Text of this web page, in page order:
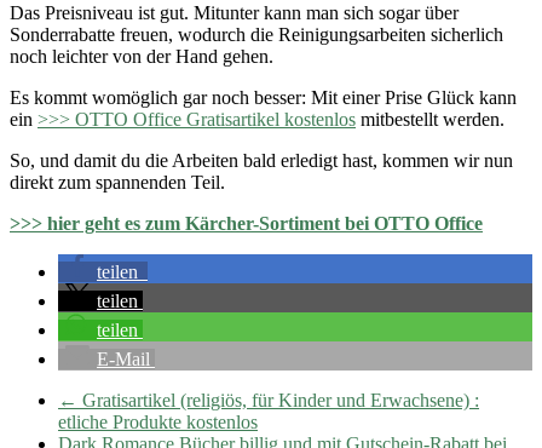
Das Preisniveau ist gut. Mitunter kann man sich sogar über
Sonderrabatte freuen, wodurch die Reinigungsarbeiten sicherlich
noch leichter von der Hand gehen.
Es kommt womöglich gar noch besser: Mit einer Prise Glück kann
ein >>> OTTO Office Gratisartikel kostenlos mitbestellt werden.
So, und damit du die Arbeiten bald erledigt hast, kommen wir nun
direkt zum spannenden Teil.
>>> hier geht es zum Kärcher-Sortiment bei OTTO Office
teilen
teilen
teilen
E-Mail
← Gratisartikel (religiös, für Kinder und Erwachsene) :
etliche Produkte kostenlos
Dark Romance Bücher billig und mit Gutschein-Rabatt bei